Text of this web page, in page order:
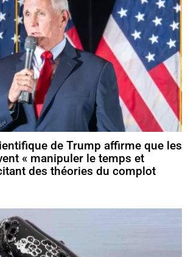
de Trump affirme que les
« manipuler le temps et
des théories du complot